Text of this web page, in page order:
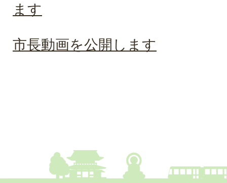
ます
市長動画を公開します